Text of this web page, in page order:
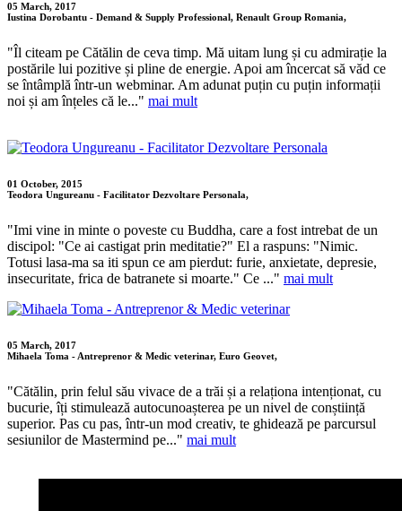
05 March, 2017
Iustina Dorobantu - Demand & Supply Professional, Renault Group Romania,
"Îl citeam pe Cătălin de ceva timp. Mă uitam lung și cu admirație la
postările lui pozitive și pline de energie. Apoi am încercat să văd ce
se întâmplă într-un webminar. Am adunat puțin cu puțin informații
noi și am înțeles că le..." mai mult
01 October, 2015
Teodora Ungureanu - Facilitator Dezvoltare Personala,
"Imi vine in minte o poveste cu Buddha, care a fost intrebat de un
discipol: "Ce ai castigat prin meditatie?" El a raspuns: "Nimic.
Totusi lasa-ma sa iti spun ce am pierdut: furie, anxietate, depresie,
insecuritate, frica de batranete si moarte." Ce ..." mai mult
05 March, 2017
Mihaela Toma - Antreprenor & Medic veterinar, Euro Geovet,
"Cătălin, prin felul său vivace de a trăi și a relaționa intenționat, cu
bucurie, îți stimulează autocunoașterea pe un nivel de conștiință
superior. Pas cu pas, într-un mod creativ, te ghidează pe parcursul
sesiunilor de Mastermind pe..." mai mult